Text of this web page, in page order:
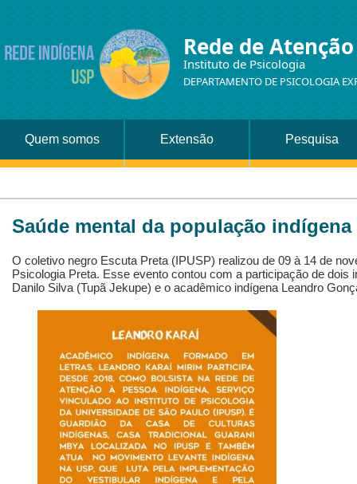
Rede de
Instituto de Psicologia
DEPARTAMENTO DE PSICOLOGIA
Quem somos Extensão Pesquisa
Saúde mental da população indígena
O coletivo negro Escuta Preta (IPUSP) realizou de 09 à 14 de
Psicologia Preta. Esse evento contou com a participação de dois
Danilo Silva (Tupã Jekupe) e o acadêmico indígena Leandro